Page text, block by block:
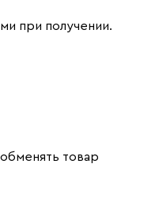
при получении.
товар